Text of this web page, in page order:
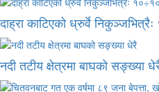
दाह्रा काटिएको ध्रुर्वे
नदी तटीय क्षेत्रमा बाघको सङ्ख्या